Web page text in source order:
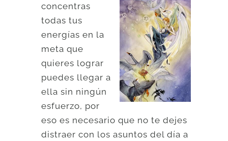
concentras
todas tus
energías en la
meta que
quieres lograr
puedes llegar a
ella sin ningún
esfuerzo, por
eso es necesario que no te dejes
distraer con los asuntos del día a